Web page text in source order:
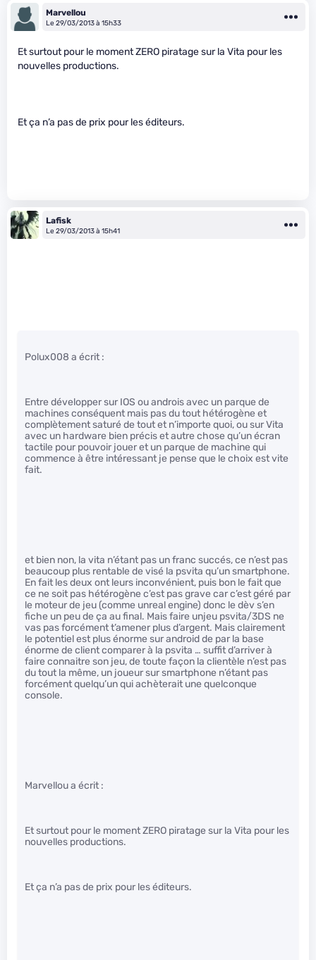
Marvellou
Le 29/03/2013 à 15h33
Et surtout pour le moment ZERO piratage sur la Vita pour les
nouvelles productions.
Et ça n’a pas de prix pour les éditeurs.
Lafisk
Le 29/03/2013 à 15h41
Polux008 a écrit :
Entre développer sur IOS ou androis avec un parque de
machines conséquent mais pas du tout hétérogène et
complètement saturé de tout et n’importe quoi, ou sur Vita
avec un hardware bien précis et autre chose qu’un écran
tactile pour pouvoir jouer et un parque de machine qui
commence à être intéressant je pense que le choix est vite
fait.
et bien non, la vita n’étant pas un franc succés, ce n’est pas
beaucoup plus rentable de visé la psvita qu’un smartphone.
En fait les deux ont leurs inconvénient, puis bon le fait que
ce ne soit pas hétérogène c’est pas grave car c’est géré par
le moteur de jeu (comme unreal engine) donc le dèv s’en
fiche un peu de ça au final. Mais faire unjeu psvita/3DS ne
vas pas forcément t’amener plus d’argent. Mais clairement
le potentiel est plus énorme sur android de par la base
énorme de client comparer à la psvita … suffit d’arriver à
faire connaitre son jeu, de toute façon la clientèle n’est pas
du tout la même, un joueur sur smartphone n’étant pas
forcément quelqu’un qui achèterait une quelconque
console.
Marvellou a écrit :
Et surtout pour le moment ZERO piratage sur la Vita pour les
nouvelles productions.
Et ça n’a pas de prix pour les éditeurs.